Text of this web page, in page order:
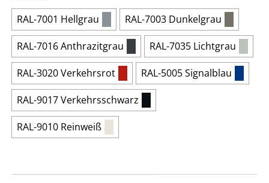
RAL-7001 Hellgrau RAL-7003 Dunkelgrau
RAL-7016 Anthrazitgrau RAL-7035 Lichtgrau
RAL-3020 Verkehrsrot RAL-5005 Signalblau
RAL-9017 Verkehrsschwarz
RAL-9010 Reinweiß